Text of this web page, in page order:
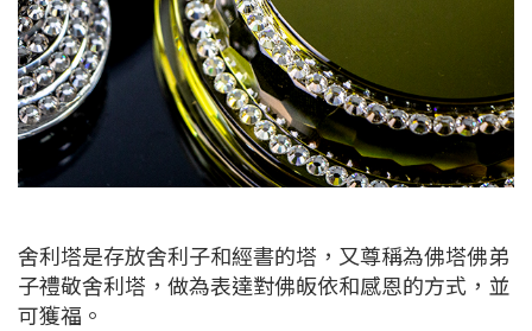
舍利塔是存放舍利子和經書的塔，又尊稱為佛塔佛弟
子禮敬舍利塔，做為表達對佛皈依和感恩的方式，並
可獲福。